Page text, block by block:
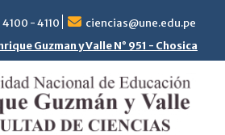
- 4110 ciencias@une.edu.pe
Guzman y Valle N° 951 - Chosica